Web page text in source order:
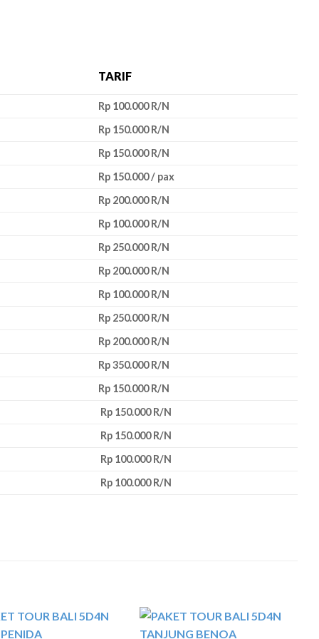
TARIF
Rp 100.000 R/N
Rp 150.000 R/N
Rp 150.000 R/N
Rp 150.000 / pax
Rp 200.000 R/N
Rp 100.000 R/N
Rp 250.000 R/N
Rp 200.000 R/N
Rp 100.000 R/N
Rp 250.000 R/N
Rp 200.000 R/N
Rp 350.000 R/N
Rp 150.000 R/N
Rp 150.000 R/N
Rp 150.000 R/N
Rp 100.000 R/N
Rp 100.000 R/N